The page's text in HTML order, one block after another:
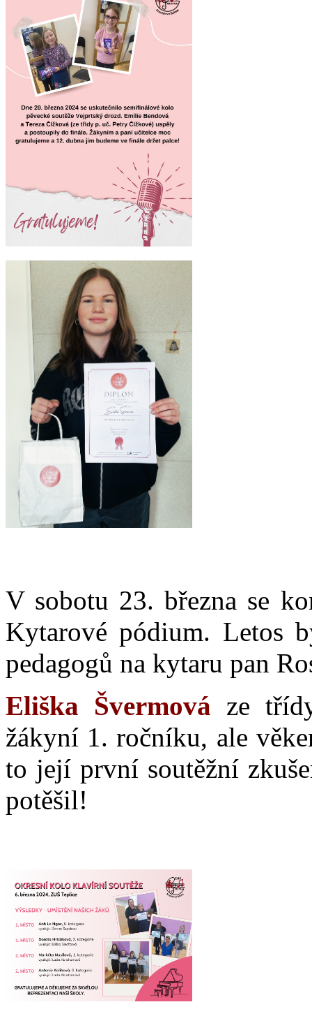
V sobotu 23. března se
Kytarové pódium. Letos
pedagogů na kytaru pan
Eliška Švermová ze
žákyní 1. ročníku, ale
to její první soutěžní
potěšil!